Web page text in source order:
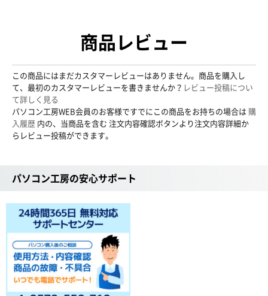
商品レビュー
この商品にはまだカスタマーレビューはありません。商品を購入し
て、最初のカスタマーレビューを書きませんか？ レビュー投稿につい
て詳しく見る
パソコン工房WEB会員のお客様ですでにこの商品をお持ちの場合は 購
入履歴 内の、当商品を含む 注文内容確認ボタンより注文内容詳細か
らレビュー投稿ができます。
パソコン工房の安心サポート